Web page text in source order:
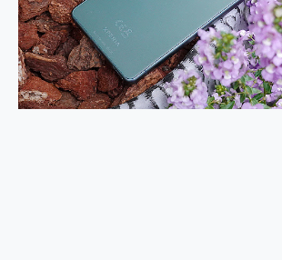
人像旗艦 vivo V30 系列 開箱 評測! 首搭蔡司光學鏡頭、攝影棚級柔光環、拍攝功能最好玩的美拍神機 vivo V30 Pro
多個願望一次滿足 超強散熱 微星 MSI Claw A1M-026TW 電競掌機 開箱 評測
一吸完美對位 擁有超強吸力與超好用的隱磁支架 O-ONE MAG 最會吸的行動電源 開箱 評測
OPPO 哈蘇 300mm 專業增距鏡實測：Find X9 Ultra 光學長焦隨手拍，紀錄生活就是這麼簡單